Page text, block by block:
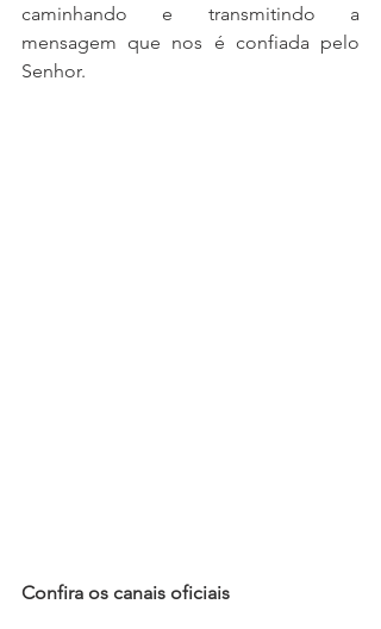
caminhando e transmitindo a
mensagem que nos é confiada pelo
Senhor.
Confira os canais oficiais